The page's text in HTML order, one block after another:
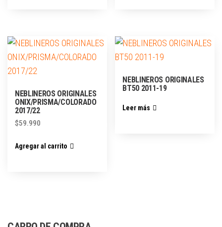
NEBLINEROS ORIGINALES
ONIX/PRISMA/COLORADO
2017/22
$59.990
Agregar al carrito
NEBLINEROS ORIGINALES
BT50 2011-19
Leer más